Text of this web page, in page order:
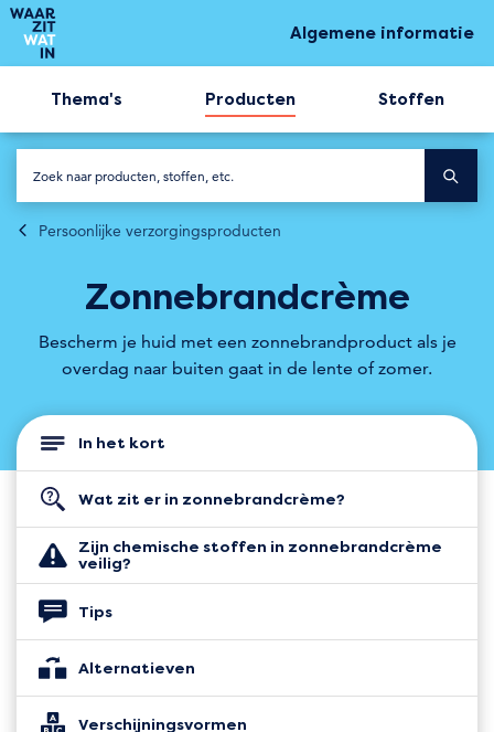
Algemene informatie
Thema's Producten Stoffen
Persoonlijke verzorgingsproducten
Zonnebrandcrème
Bescherm je huid met een zonnebrandproduct als je
overdag naar buiten gaat in de lente of zomer.
In het kort
Wat zit er in zonnebrandcrème?
Zijn chemische stoffen in zonnebrandcrème
veilig?
Tips
Alternatieven
Verschijningsvormen